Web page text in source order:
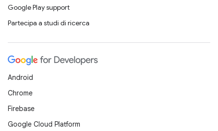
Google Play support
Partecipa a studi di ricerca
Android
Chrome
Firebase
Google Cloud Platform